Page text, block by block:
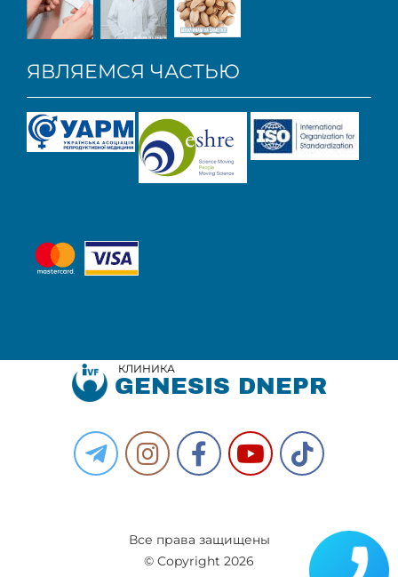
ЯВЛЯЕМСЯ ЧАСТЬЮ
КЛИНИКА
GENESIS DNEPR
Все права защищены
© Copyright 2026